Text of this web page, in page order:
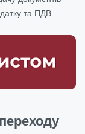
та ПДВ.